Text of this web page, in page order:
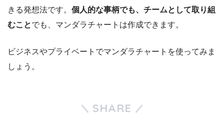
きる発想法です。 個人的な事柄でも、チームとして取り組
むことでも、マンダラチャートは作成できます。
ビジネスやプライベートでマンダラチャートを使ってみま
しょう。
SHARE